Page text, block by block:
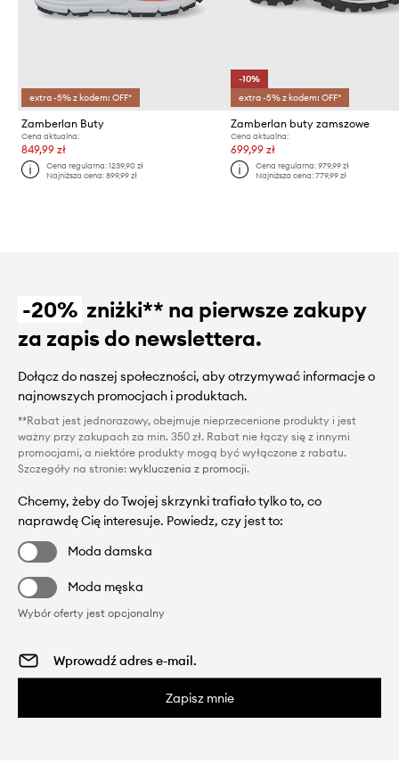
extra -5% z kodem: OFF*
Zamberlan Buty
Cena aktualna:
849,99 zł
Cena regularna:1239,90 zł
Najniższa cena:899,99 zł
-10%
extra -5% z kodem: OFF*
Zamberlan buty zamszowe
Cena aktualna:
699,99 zł
Cena regularna: 979,99 zł
Najniższa cena: 779,99 zł
-20% zniżki** na pierwsze zakupy
za zapis do newslettera.
Dołącz do naszej społeczności, aby otrzymywać informacje o
najnowszych promocjach i produktach.
**Rabat jest jednorazowy, obejmuje nieprzecenione produkty i jest
ważny przy zakupach za min. 350 zł. Rabat nie łączy się z innymi
promocjami, a niektóre produkty mogą być wyłączone z rabatu.
Szczegóły na stronie: wykluczenia z promocji.
Chcemy, żeby do Twojej skrzynki trafiało tylko to, co
naprawdę Cię interesuje. Powiedz, czy jest to:
Moda damska
Moda męska
Wybór oferty jest opcjonalny
Zapisz mnie